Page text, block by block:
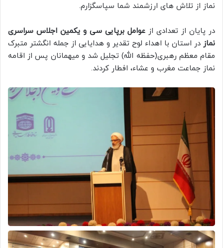
نماز از تلاش های ارزشمند شما سپاسگزارم.
در پایان از تعدادی از عوامل برپایی سی و یکمین اجلاس سراسری
نماز در استان با اهداء لوح تقدیر و هدایایی از جمله انگشتر متبرک
مقام معظم رهبری(حفظه الله) تجلیل شد و میهمانان پس از اقامه
نماز جماعت مغرب و عشاء، افطار کردند.